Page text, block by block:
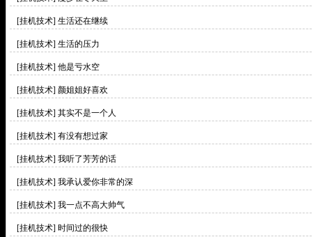
[挂机技术] 生活还在继续
[挂机技术] 生活的压力
[挂机技术] 他是亏水空
[挂机技术] 颜姐姐好喜欢
[挂机技术] 其实不是一个人
[挂机技术] 有没有想过家
[挂机技术] 我听了芳芳的话
[挂机技术] 我承认爱你非常的深
[挂机技术] 我一点不高大帅气
[挂机技术] 时间过的很快